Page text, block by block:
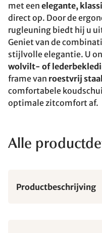
met een elegante,
direct op. Door de
rugleuning biedt hij u
Geniet van de
stijlvolle elegantie. U
wolvilt- of
frame van roestvrij
comfortabele
optimale zitcomfort af.
Alle
Productbeschrijving